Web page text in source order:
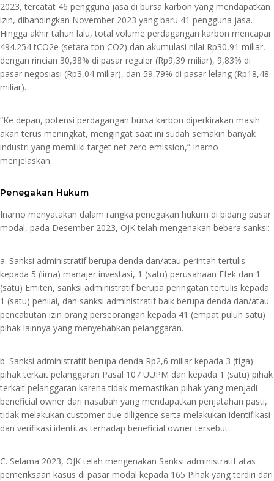
2023, tercatat 46 pengguna jasa di bursa karbon yang mendapatkan
izin, dibandingkan November 2023 yang baru 41 pengguna jasa.
Hingga akhir tahun lalu, total volume perdagangan karbon mencapai
494.254 tCO2e (setara ton CO2) dan akumulasi nilai Rp30,91 miliar,
dengan rincian 30,38% di pasar reguler (Rp9,39 miliar), 9,83% di
pasar negosiasi (Rp3,04 miliar), dan 59,79% di pasar lelang (Rp18,48
miliar).
“Ke depan, potensi perdagangan bursa karbon diperkirakan masih
akan terus meningkat, mengingat saat ini sudah semakin banyak
industri yang memiliki target net zero emission,” Inarno
menjelaskan.
Penegakan Hukum
Inarno menyatakan dalam rangka penegakan hukum di bidang pasar
modal, pada Desember 2023, OJK telah mengenakan bebera sanksi:
a. Sanksi administratif berupa denda dan/atau perintah tertulis
kepada 5 (lima) manajer investasi, 1 (satu) perusahaan Efek dan 1
(satu) Emiten, sanksi administratif berupa peringatan tertulis kepada
1 (satu) penilai, dan sanksi administratif baik berupa denda dan/atau
pencabutan izin orang perseorangan kepada 41 (empat puluh satu)
pihak lainnya yang menyebabkan pelanggaran.
b. Sanksi administratif berupa denda Rp2,6 miliar kepada 3 (tiga)
pihak terkait pelanggaran Pasal 107 UUPM dan kepada 1 (satu) pihak
terkait pelanggaran karena tidak memastikan pihak yang menjadi
beneficial owner dari nasabah yang mendapatkan penjatahan pasti,
tidak melakukan customer due diligence serta melakukan identifikasi
dan verifikasi identitas terhadap beneficial owner tersebut.
C. Selama 2023, OJK telah mengenakan Sanksi administratif atas
pemeriksaan kasus di pasar modal kepada 165 Pihak yang terdiri dari